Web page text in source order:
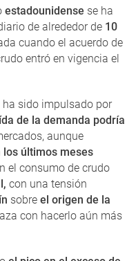
estadounidense se ha
de alrededor de 10
cuando el acuerdo de
entró en vigencia el
sido impulsado por
de la demanda podría
aunque
últimos meses
el consumo de crudo
con una tensión
sobre el origen de la
con hacerlo aún más